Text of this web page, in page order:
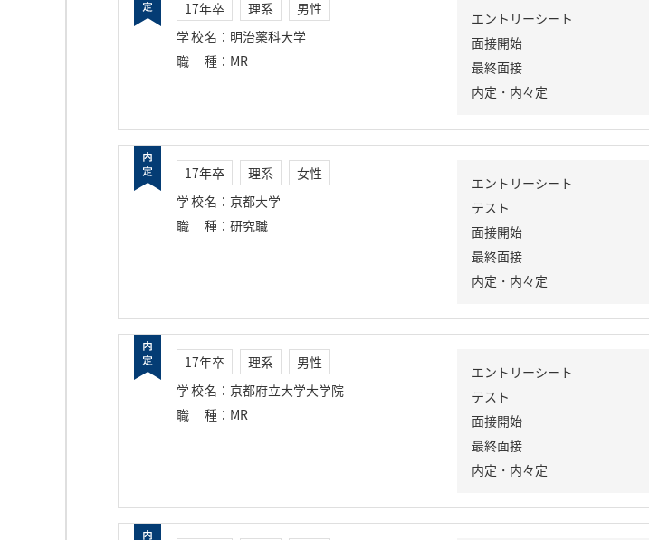
17年卒 理系
男性
学校名 ： 明治薬科大学
職種 ： MR
エントリーシート
面接開始
最終面接
内定・内々定
17年卒 理系
女性
学校名 ： 京都大学
職種 ： 研究職
エントリーシート
テスト
面接開始
最終面接
内定・内々定
17年卒 理系
男性
学校名 ： 京都府立大学大学院
職種 ： MR
エントリーシート
テスト
面接開始
最終面接
内定・内々定